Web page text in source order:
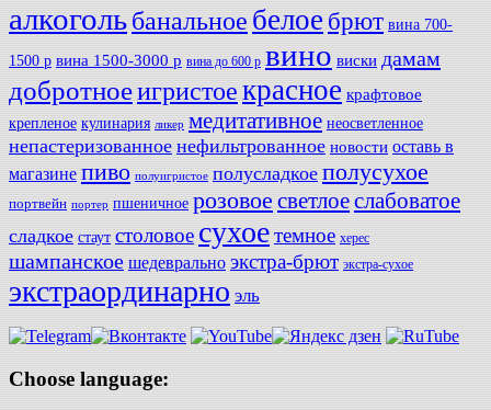
алкогольбанальное белое брют вина 700-
1500 р вина 1500-3000 р вина до 600 р вино виски дамам
добротноеигристоекрасное крафтовое
крепленое кулинария ликер медитативное неосветленное
непастеризованное нефильтрованное новости оставь в
магазине пиво полуигристое полусладкое полусухое
портвейн портер пшеничное розовое светлоеслабоватое
сладкое стаут столовое сухоетемное херес
шампанское шедеврально экстра-брют экстра-сухое
экстраординарно эль
Choose language: